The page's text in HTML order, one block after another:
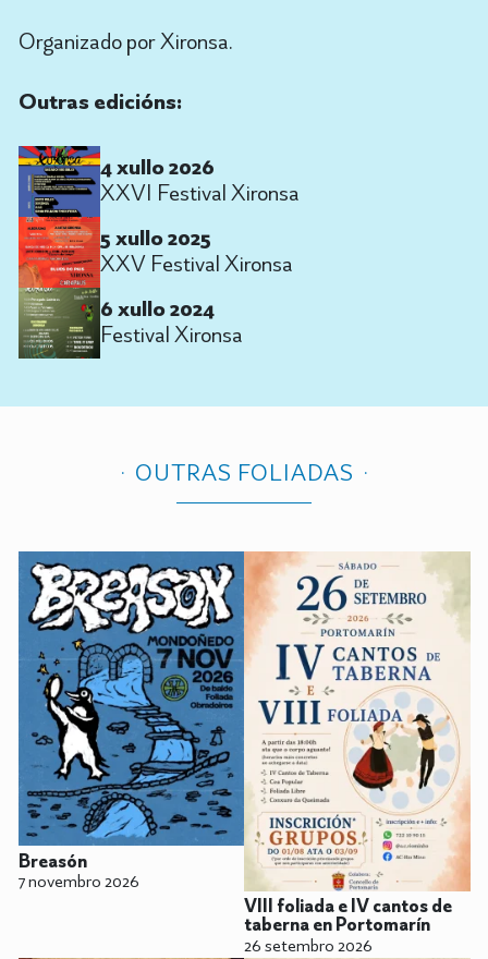
Organizado por Xironsa.
Outras edicións:
4 xullo 2026
XXVI Festival Xironsa
5 xullo 2025
XXV Festival Xironsa
6 xullo 2024
Festival Xironsa
OUTRAS FOLIADAS
Breasón
7 novembro 2026
VIII foliada e IV cantos de
taberna en Portomarín
26 setembro 2026